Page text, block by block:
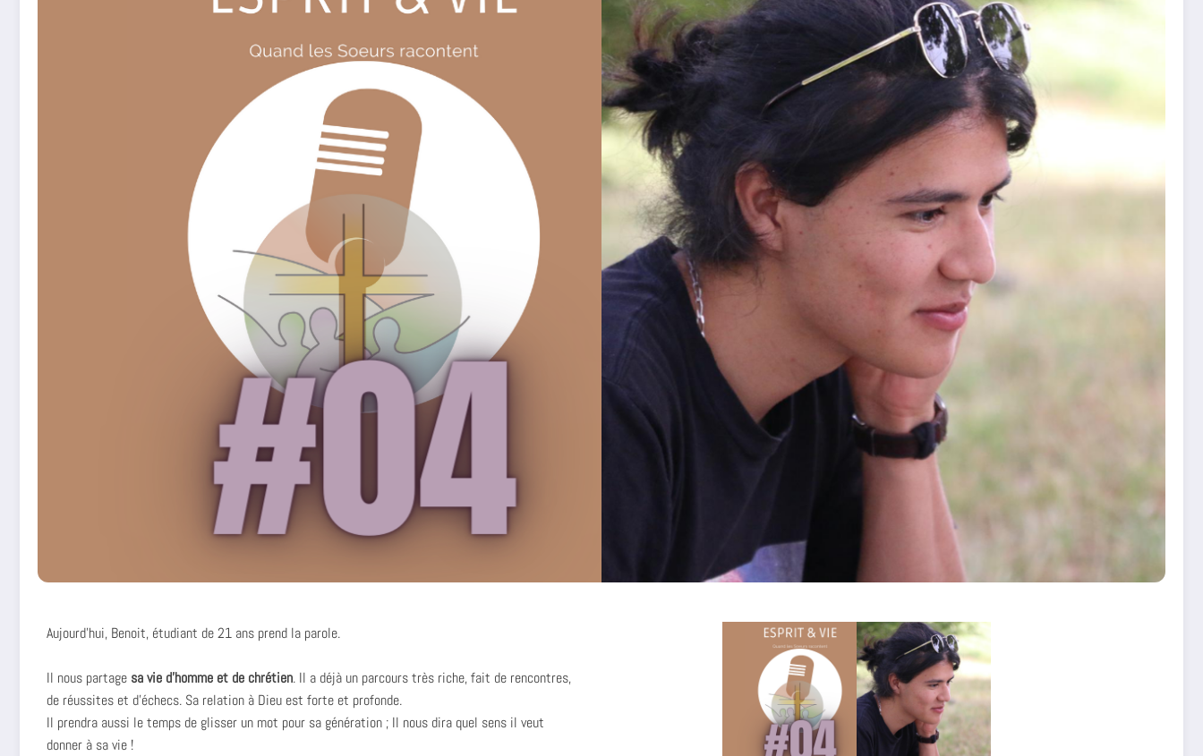
Aujourd’hui, Benoit, étudiant de 21 ans prend la parole.
Il nous partage sa vie d’homme et de chrétien. Il a déjà un parcours très riche, fait de rencontres,
de réussites et d’échecs. Sa relation à Dieu est forte et profonde.
Il prendra aussi le temps de glisser un mot pour sa génération ; Il nous dira quel sens il veut
donner à sa vie !